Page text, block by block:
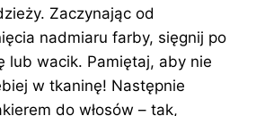
Zaczynając od
nadmiaru farby, sięgnij po
lub wacik. Pamiętaj, aby nie
w tkaninę! Następnie
do włosów – tak,